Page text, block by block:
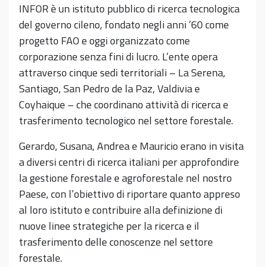
INFOR è un istituto pubblico di ricerca tecnologica
del governo cileno, fondato negli anni ’60 come
progetto FAO e oggi organizzato come
corporazione senza fini di lucro. L’ente opera
attraverso cinque sedi territoriali – La Serena,
Santiago, San Pedro de la Paz, Valdivia e
Coyhaique – che coordinano attività di ricerca e
trasferimento tecnologico nel settore forestale.
Gerardo, Susana, Andrea e Mauricio erano in visita
a diversi centri di ricerca italiani per approfondire
la gestione forestale e agroforestale nel nostro
Paese, con l’obiettivo di riportare quanto appreso
al loro istituto e contribuire alla definizione di
nuove linee strategiche per la ricerca e il
trasferimento delle conoscenze nel settore
forestale.